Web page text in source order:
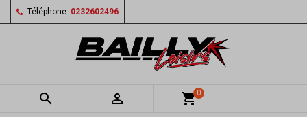
Téléphone: 0232602496
  shopping_cart0